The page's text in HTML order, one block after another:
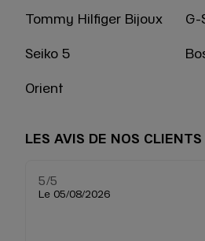
Tommy Hilfiger Bijoux G-
Seiko 5
Orient
LES AVIS DE NOS CLIENTS
5/5
Le 05/08/2026